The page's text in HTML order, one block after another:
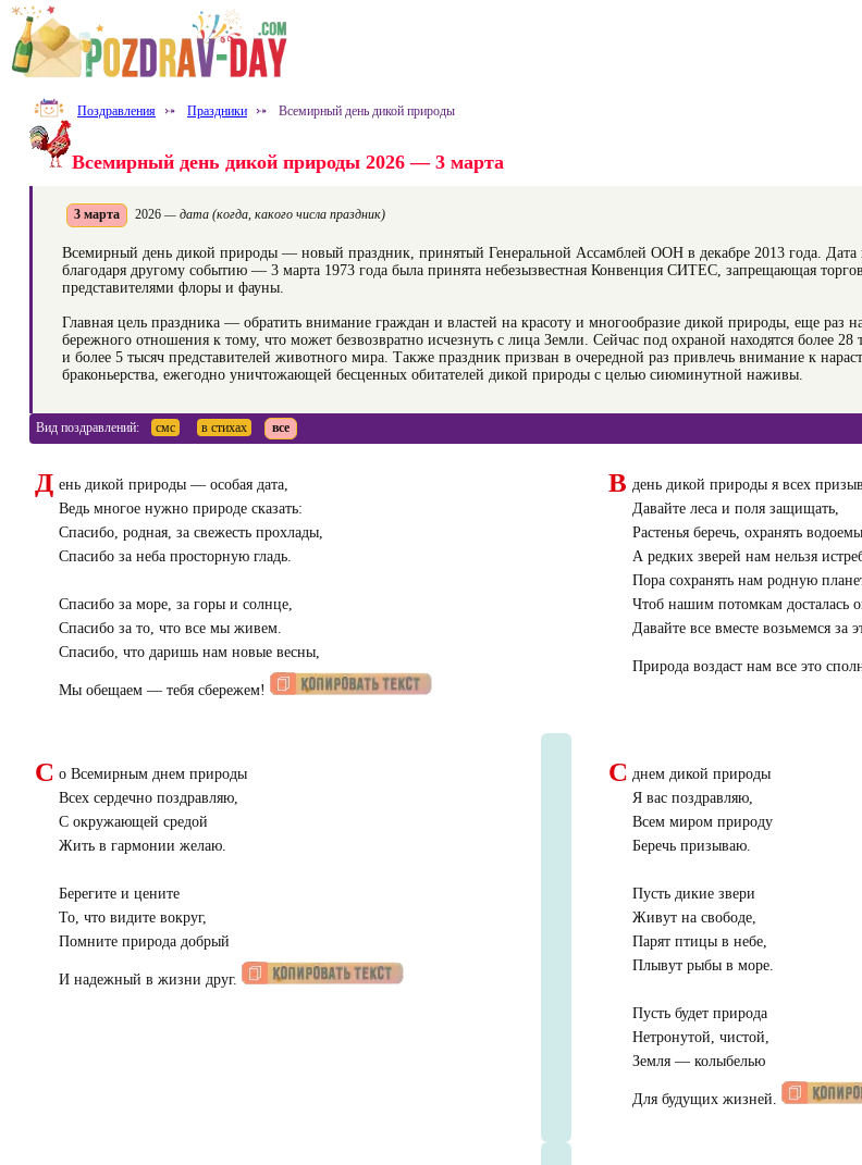
Поздравления ⤐ Праздники ⤐ Всемирный день дикой природы
Всемирный день дикой природы 2026 — 3 марта
3 марта 2026 — дата (когда, какого числа праздник)
Всемирный день дикой природы — новый праздник, принятый Генеральной Ассамблей ООН в декабре 2013 года. Дата
благодаря другому событию — 3 марта 1973 года была принята небезызвестная Конвенция СИТЕС, запрещающая
представителями флоры и фауны.
Главная цель праздника — обратить внимание граждан и властей на красоту и многообразие дикой природы, еще раз
бережного отношения к тому, что может безвозвратно исчезнуть с лица Земли. Сейчас под охраной находятся более 28
и более 5 тысяч представителей животного мира. Также праздник призван в очередной раз привлечь внимание к
браконьерства, ежегодно уничтожающей бесценных обитателей дикой природы с целью сиюминутной наживы.
Вид поздравлений: смс в стихах все
Д ень дикой природы — особая дата,
Ведь многое нужно природе сказать:
Спасибо, родная, за свежесть прохлады,
Спасибо за неба просторную гладь.
Спасибо за море, за горы и солнце,
Спасибо за то, что все мы живем.
Спасибо, что даришь нам новые весны,
Мы обещаем — тебя сбережем!
В день дикой природы я всех
Давайте леса и поля защищать,
Растенья беречь, охранять
А редких зверей нам нельзя
Пора сохранять нам родную
Чтоб нашим потомкам досталась
Давайте все вместе возьмемся за
Природа воздаст нам все это
С о Всемирным днем природы
Всех сердечно поздравляю,
С окружающей средой
Жить в гармонии желаю.
Берегите и цените
То, что видите вокруг,
Помните природа добрый
И надежный в жизни друг.
С днем дикой природы
Я вас поздравляю,
Всем миром природу
Беречь призываю.
Пусть дикие звери
Живут на свободе,
Парят птицы в небе,
Плывут рыбы в море.
Пусть будет природа
Нетронутой, чистой,
Земля — колыбелью
Для будущих жизней.